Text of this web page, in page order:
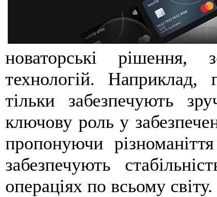
новаторські
технологій. Наприклад,
тільки забезпечують
ключову роль у
пропонуючи
забезпечують
операціях по всьому світу.